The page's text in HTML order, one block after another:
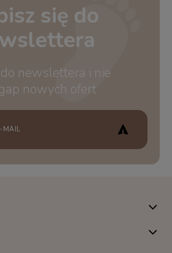
się do
do newslettera i nie
nowych ofert